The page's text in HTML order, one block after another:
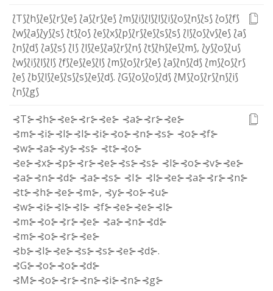
⟅T⟆⟅h⟆⟅e⟆⟅r⟆⟅e⟆ ⟅a⟆⟅r⟆⟅e⟆ ⟅m⟆⟅i⟆⟅l⟆⟅l⟆⟅i⟆⟅o⟆⟅n⟆⟅s⟆ ⟅o⟆⟅f⟆
⟅w⟆⟅a⟆⟅y⟆⟅s⟆ ⟅t⟆⟅o⟆ ⟅e⟆⟅x⟆⟅p⟆⟅r⟆⟅e⟆⟅s⟆⟅s⟆ ⟅l⟆⟅o⟆⟅v⟆⟅e⟆ ⟅a⟆
⟅n⟆⟅d⟆ ⟅a⟆⟅s⟆ ⟅I⟆ ⟅l⟆⟅e⟆⟅a⟆⟅r⟆⟅n⟆ ⟅t⟆⟅h⟆⟅e⟆⟅m⟆, ⟅y⟆⟅o⟆⟅u⟆
⟅w⟆⟅i⟆⟅l⟆⟅l⟆ ⟅f⟆⟅e⟆⟅e⟆⟅l⟆ ⟅m⟆⟅o⟆⟅r⟆⟅e⟆ ⟅a⟆⟅n⟆⟅d⟆ ⟅m⟆⟅o⟆⟅r⟆
⟅e⟆ ⟅b⟆⟅l⟆⟅e⟆⟅s⟆⟅s⟆⟅e⟆⟅d⟆. ⟅G⟆⟅o⟆⟅o⟆⟅d⟆ ⟅M⟆⟅o⟆⟅r⟆⟅n⟆⟅i⟆
⟅n⟆⟅g⟆
⊰T⊱⊰h⊱⊰e⊱⊰r⊱⊰e⊱ ⊰a⊱⊰r⊱⊰e⊱
⊰m⊱⊰i⊱⊰l⊱⊰l⊱⊰i⊱⊰o⊱⊰n⊱⊰s⊱ ⊰o⊱⊰f⊱
⊰w⊱⊰a⊱⊰y⊱⊰s⊱ ⊰t⊱⊰o⊱
⊰e⊱⊰x⊱⊰p⊱⊰r⊱⊰e⊱⊰s⊱⊰s⊱ ⊰l⊱⊰o⊱⊰v⊱⊰e⊱
⊰a⊱⊰n⊱⊰d⊱ ⊰a⊱⊰s⊱ ⊰I⊱ ⊰l⊱⊰e⊱⊰a⊱⊰r⊱⊰n⊱
⊰t⊱⊰h⊱⊰e⊱⊰m⊱, ⊰y⊱⊰o⊱⊰u⊱
⊰w⊱⊰i⊱⊰l⊱⊰l⊱ ⊰f⊱⊰e⊱⊰e⊱⊰l⊱
⊰m⊱⊰o⊱⊰r⊱⊰e⊱ ⊰a⊱⊰n⊱⊰d⊱
⊰m⊱⊰o⊱⊰r⊱⊰e⊱
⊰b⊱⊰l⊱⊰e⊱⊰s⊱⊰s⊱⊰e⊱⊰d⊱.
⊰G⊱⊰o⊱⊰o⊱⊰d⊱
⊰M⊱⊰o⊱⊰r⊱⊰n⊱⊰i⊱⊰n⊱⊰g⊱